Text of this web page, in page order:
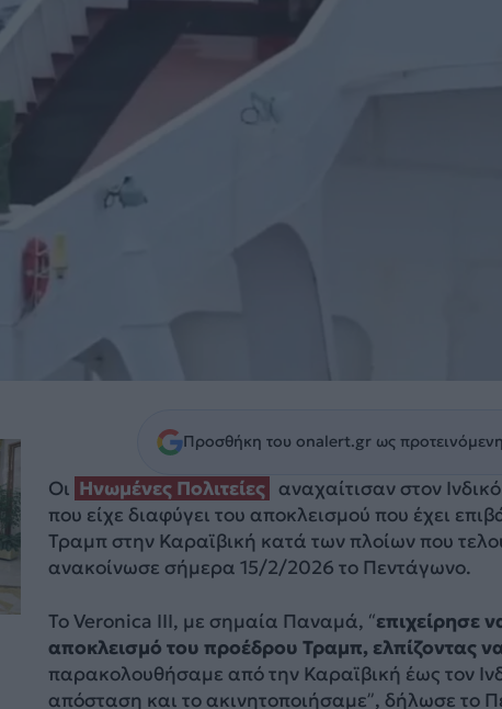
Προσθήκη του onalert.gr ως
Οι Ηνωμένες Πολιτείες αναχαίτισαν στον
που είχε διαφύγει του αποκλεισμού που έχει
Τραμπ στην Καραϊβική κατά των πλοίων που
ανακοίνωσε σήμερα 15/2/2026 το Πεντάγωνο.
Το Veronica III, με σημαία Παναμά, “επιχείρησε
αποκλεισμό του προέδρου Τραμπ, ελπίζοντας
παρακολουθήσαμε από την Καραϊβική έως τον
απόσταση και το ακινητοποιήσαμε”, δήλωσε το